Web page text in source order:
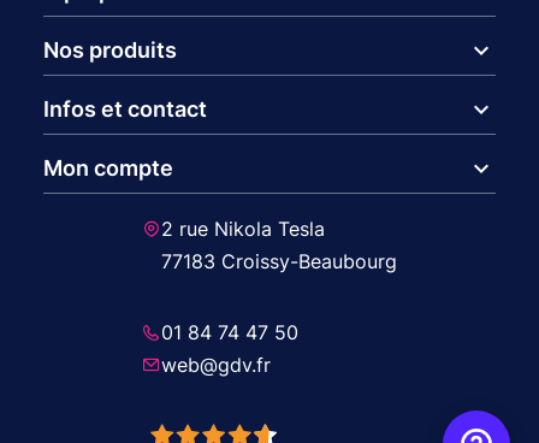
Nos produits expand_more
Infos et contact expand_more
Mon compte expand_more
2 rue Nikola Tesla
77183 Croissy-Beaubourg
01 84 74 47 50
web@gdv.fr